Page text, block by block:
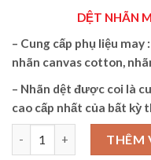
DỆT NHÃN
– Cung cấp phụ liệu may :
nhãn canvas cotton,
– Nhãn dệt được coi là
cao cấp nhất của bất kỳ
DỆT NHÃN MÁC QUẦN
THÊM